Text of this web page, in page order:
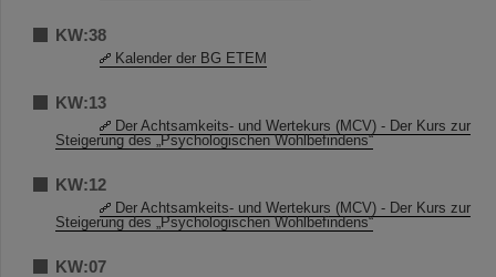
KW:38
Kalender der BG ETEM
KW:13
Der Achtsamkeits- und Wertekurs (MCV) - Der Kurs zur
Steigerung des „Psychologischen Wohlbefindens“
KW:12
Der Achtsamkeits- und Wertekurs (MCV) - Der Kurs zur
Steigerung des „Psychologischen Wohlbefindens“
KW:07